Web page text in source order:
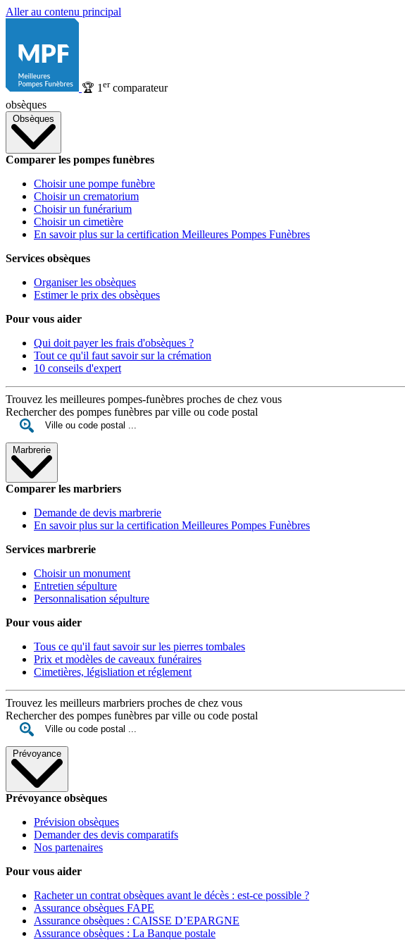
Aller au contenu principal
🏆 1 ercomparateur
obsèques
Obsèques
Comparer les pompes funèbres
Choisir une pompe funèbre
Choisir un crematorium
Choisir un funérarium
Choisir un cimetière
En savoir plus sur la certification Meilleures Pompes Funèbres
Services obsèques
Organiser les obsèques
Estimer le prix des obsèques
Pour vous aider
Qui doit payer les frais d'obsèques ?
Tout ce qu'il faut savoir sur la crémation
10 conseils d'expert
Trouvez les meilleures pompes-funèbres proches de chez vous
Rechercher des pompes funèbres par ville ou code postal
Marbrerie
Comparer les marbriers
Demande de devis marbrerie
En savoir plus sur la certification Meilleures Pompes Funèbres
Services marbrerie
Choisir un monument
Entretien sépulture
Personnalisation sépulture
Pour vous aider
Tous ce qu'il faut savoir sur les pierres tombales
Prix et modèles de caveaux funéraires
Cimetières, législiation et réglement
Trouvez les meilleurs marbriers proches de chez vous
Rechercher des pompes funèbres par ville ou code postal
Prévoyance
Prévoyance obsèques
Prévision obsèques
Demander des devis comparatifs
Nos partenaires
Pour vous aider
Racheter un contrat obsèques avant le décès : est-ce possible ?
Assurance obsèques FAPE
Assurance obsèques : CAISSE D’EPARGNE
Assurance obsèques : La Banque postale